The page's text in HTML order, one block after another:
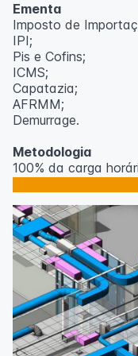
Ementa
Imposto de
IPI;
Pis e Cofins;
ICMS;
Capatazia;
AFRMM;
Demurrage.
Metodologia
100% da carga
ou tablet.
Outras informações
O curso pode sofrer
inscritos serão
O IPETEC reserva-
caso não atinja o
Professor(a):